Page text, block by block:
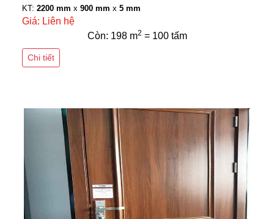
KT: 2200 mm x 900 mm x 5 mm
Giá: Liên hệ
Còn: 198 m2 = 100 tấm
Chi tiết